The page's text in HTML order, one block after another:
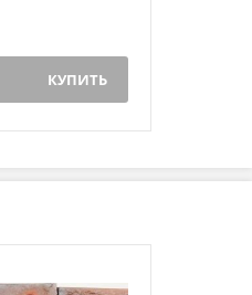
КУПИТЬ